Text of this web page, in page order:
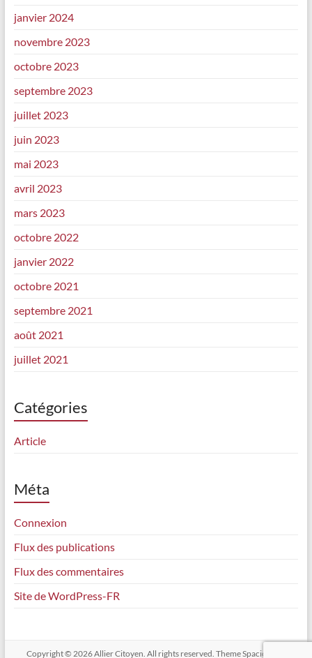
janvier 2024
novembre 2023
octobre 2023
septembre 2023
juillet 2023
juin 2023
mai 2023
avril 2023
mars 2023
octobre 2022
janvier 2022
octobre 2021
septembre 2021
août 2021
juillet 2021
Catégories
Article
Méta
Connexion
Flux des publications
Flux des commentaires
Site de WordPress-FR
Copyright © 2026Allier Citoyen . All rights reserved. ThemeSpacious